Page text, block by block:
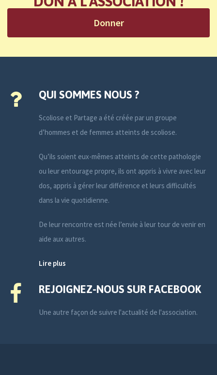
Donner
QUI SOMMES NOUS ?
Scoliose et Partage a été créée par un groupe
d’hommes et de femmes atteints de scoliose.
Qu’ils soient eux-mêmes atteints de cette pathologie
ou leur entourage propre, ils ont appris à vivre avec leur
dos, appris à gérer leur différence et leurs difficultés
dans la vie quotidienne.
De leur rencontre est née l’envie à leur tour de venir en
aide aux autres.
Lire plus
REJOIGNEZ-NOUS SUR FACEBOOK
Une autre façon de suivre l'actualité de l'association.